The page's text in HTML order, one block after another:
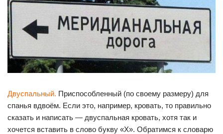
Двуспальный. Приспособленный (по своему размеру) для
спанья вдвоём. Если это, например, кровать, то правильно
сказать и написать — двуспальная кровать, хотя так и
хочется вставить в слово букву «Х». Обратимся к словарю